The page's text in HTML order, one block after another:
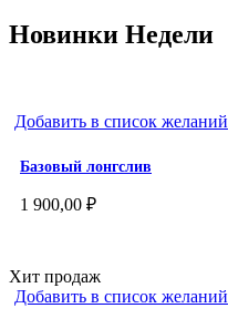
Новинки Недели
Добавить в список желаний
Базовый лонгслив
1 900,00 ₽
Хит продаж
Добавить в список желаний